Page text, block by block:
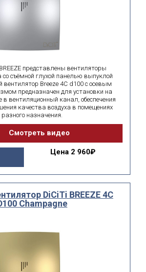
представлены вентиляторы
со съёмной глухой панелью выпуклой
Breeze 4C d100 с осевым
предназначен для установки на
в вентиляционный канал, обеспечения
качества воздуха в помещениях
разного назначения.
Цена 2 960₽
DiCiTi BREEZE 4C
Champagne